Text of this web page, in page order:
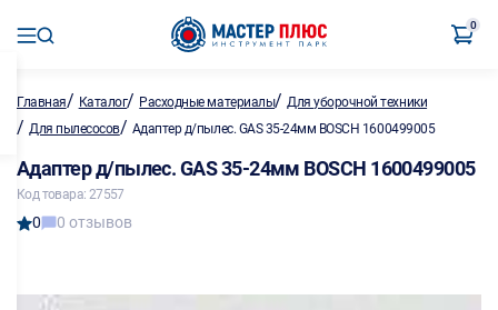
0
Главная/ Каталог/ Расходные материалы/Для уборочной техники
/ Для пылесосов/ Адаптер д/пылес. GAS 35-24мм BOSCH 1600499005
Адаптер д/пылес. GAS 35-24мм BOSCH 1600499005
Код товара: 27557
0 0 отзывов